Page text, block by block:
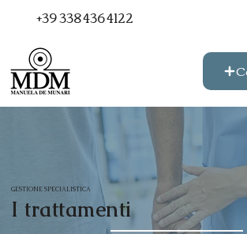
+39 338 436 4122
GESTIONE SPECIALISTICA
I trattamenti